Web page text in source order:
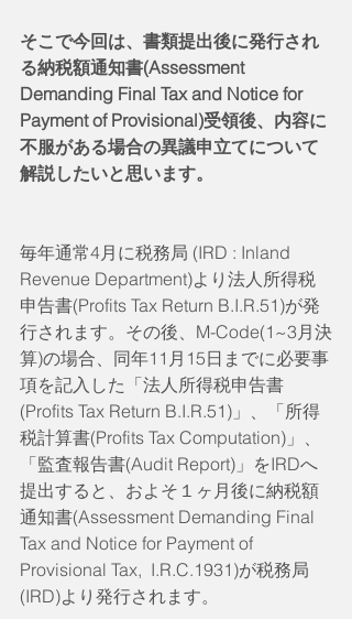
そこで今回は、書類提出後に発行され
る納税額通知書(Assessment
Demanding Final Tax and Notice for
Payment of Provisional)受領後、内容に
不服がある場合の異議申立てについて
解説したいと思います。
毎年通常4月に税務局 (IRD : Inland
Revenue Department)より法人所得税
申告書(Profits Tax Return B.I.R.51)が発
行されます。その後、M-Code(1~3月決
算)の場合、同年11月15日までに必要事
項を記入した「法人所得税申告書
(Profits Tax Return B.I.R.51)」、「所得
税計算書(Profits Tax Computation)」、
「監査報告書(Audit Report)」をIRDへ
提出すると、およそ１ヶ月後に納税額
通知書(Assessment Demanding Final
Tax and Notice for Payment of
Provisional Tax,  I.R.C.1931)が税務局
(IRD)より発行されます。